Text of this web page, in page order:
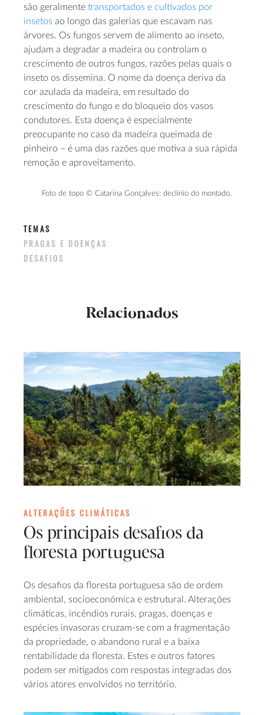
são geralmente transportados e cultivados por
insetos ao longo das galerias que escavam nas
árvores. Os fungos servem de alimento ao inseto,
ajudam a degradar a madeira ou controlam o
crescimento de outros fungos, razões pelas quais o
inseto os dissemina. O nome da doença deriva da
cor azulada da madeira, em resultado do
crescimento do fungo e do bloqueio dos vasos
condutores. Esta doença é especialmente
preocupante no caso da madeira queimada de
pinheiro – é uma das razões que motiva a sua rápida
remoção e aproveitamento.
Foto de topo © Catarina Gonçalves: declínio do montado.
TEMAS
PRAGAS E DOENÇAS
DESAFIOS
Relacionados
ALTERAÇÕES CLIMÁTICAS
Os principais desafios da
floresta portuguesa
Os desafios da floresta portuguesa são de ordem
ambiental, socioeconómica e estrutural. Alterações
climáticas, incêndios rurais, pragas, doenças e
espécies invasoras cruzam-se com a fragmentação
da propriedade, o abandono rural e a baixa
rentabilidade da floresta. Estes e outros fatores
podem ser mitigados com respostas integradas dos
vários atores envolvidos no território.